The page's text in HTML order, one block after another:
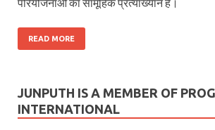
READ MORE
JUNPUTH IS A MEMBER OF
INTERNATIONAL